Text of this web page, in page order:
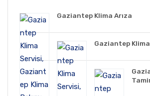
Gaziantep Klima Arıza
Gaziantep Klima